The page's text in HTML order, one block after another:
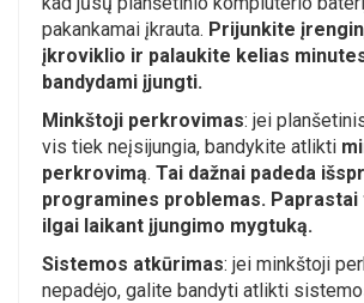
pakankamai įkrauta. Prijunkite
įkroviklio ir palaukite kelias
bandydami įjungti.
Minkštoji perkrovimas: jei
vis tiek neįsijungia, bandykite atlikti
perkrovimą. Tai dažnai padeda
programines problemas. Paprastai
ilgai laikant įjungimo mygtuką.
Sistemos atkūrimas: jei minkštoji
nepadėjo, galite bandyti atlikti